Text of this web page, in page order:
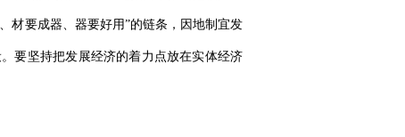
材要成器、器要好用”的链条，因地制宜发
要坚持把发展经济的着力点放在实体经济